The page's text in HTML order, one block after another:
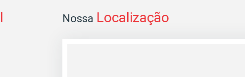
Nossa Localização